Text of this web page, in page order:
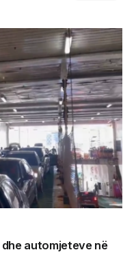
automjeteve në